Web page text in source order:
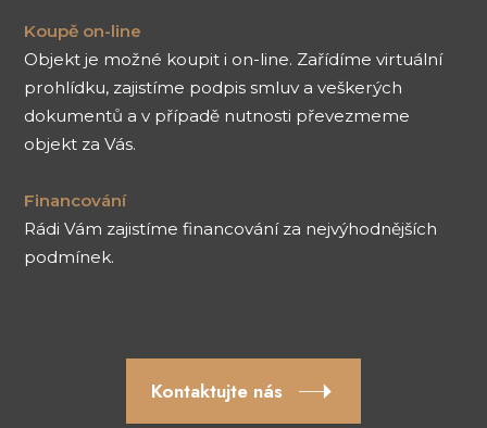
Koupě on-line
Objekt je možné koupit i on-line. Zařídíme virtuální
prohlídku, zajistíme podpis smluv a veškerých
dokumentů a v případě nutnosti převezmeme
objekt za Vás.
Financování
Rádi Vám zajistíme financování za nejvýhodnějších
podmínek.
Kontaktujte nás